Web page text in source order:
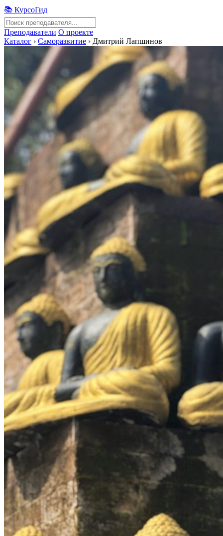
📚 КурсоГид
Преподаватели О проекте
Каталог › Саморазвитие › Дмитрий Лапшинов